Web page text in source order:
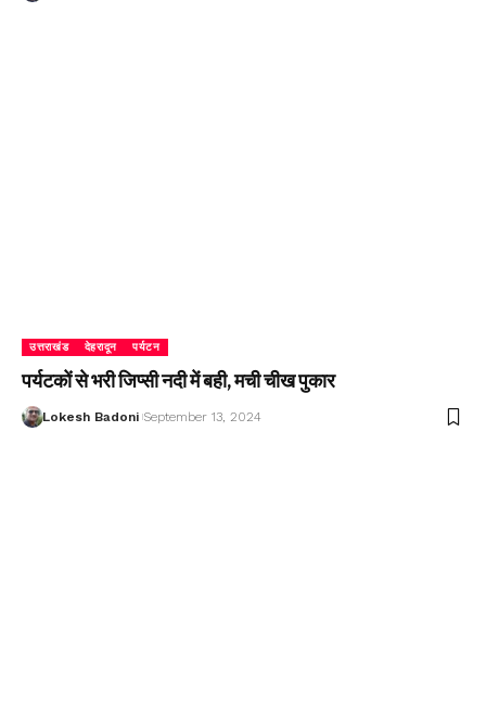
उत्तराखंड देहरादून पर्यटन
पर्यटकों से भरी जिप्सी नदी में बही, मची चीख पुकार
Lokesh Badoni September 13, 2024